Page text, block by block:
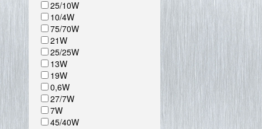
25/10W
10/4W
75/70W
21W
25/25W
13W
19W
0,6W
27/7W
7W
45/40W